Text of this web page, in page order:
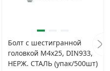
Болт с шестигранной
головкой M4х25, DIN933,
НЕРЖ. СТАЛЬ (упак/500шт)